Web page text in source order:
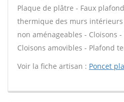
Plaque de plâtre - Faux
thermique des murs
non aménageables - Cloisons
Cloisons amovibles - Plafond
Voir la fiche artisan : Poncet